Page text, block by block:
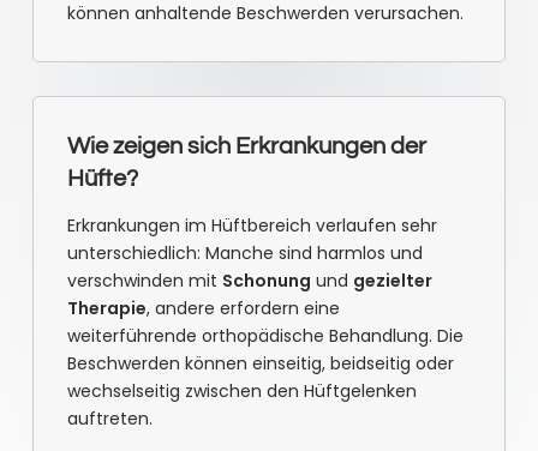
können anhaltende Beschwerden verursachen.
Wie zeigen sich Erkrankungen der
Hüfte?
Erkrankungen im Hüftbereich verlaufen sehr
unterschiedlich: Manche sind harmlos und
verschwinden mit Schonung und gezielter
Therapie, andere erfordern eine
weiterführende orthopädische Behandlung. Die
Beschwerden können einseitig, beidseitig oder
wechselseitig zwischen den Hüftgelenken
auftreten.